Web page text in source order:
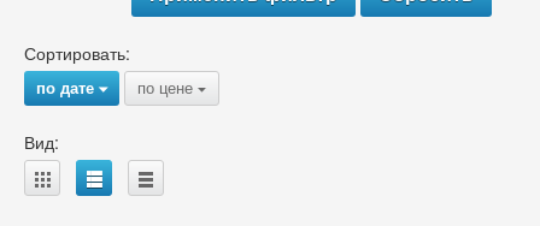
Сортировать:
по дате{ по цене {
Вид:
A B C